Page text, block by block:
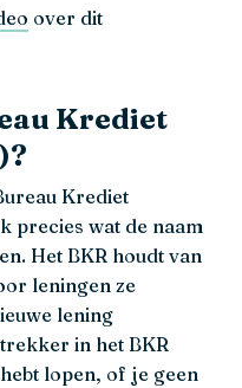
over dit
Krediet
Krediet
precies wat de naam
Het BKR houdt van
leningen ze
lening
in het BKR
lopen, of je geen